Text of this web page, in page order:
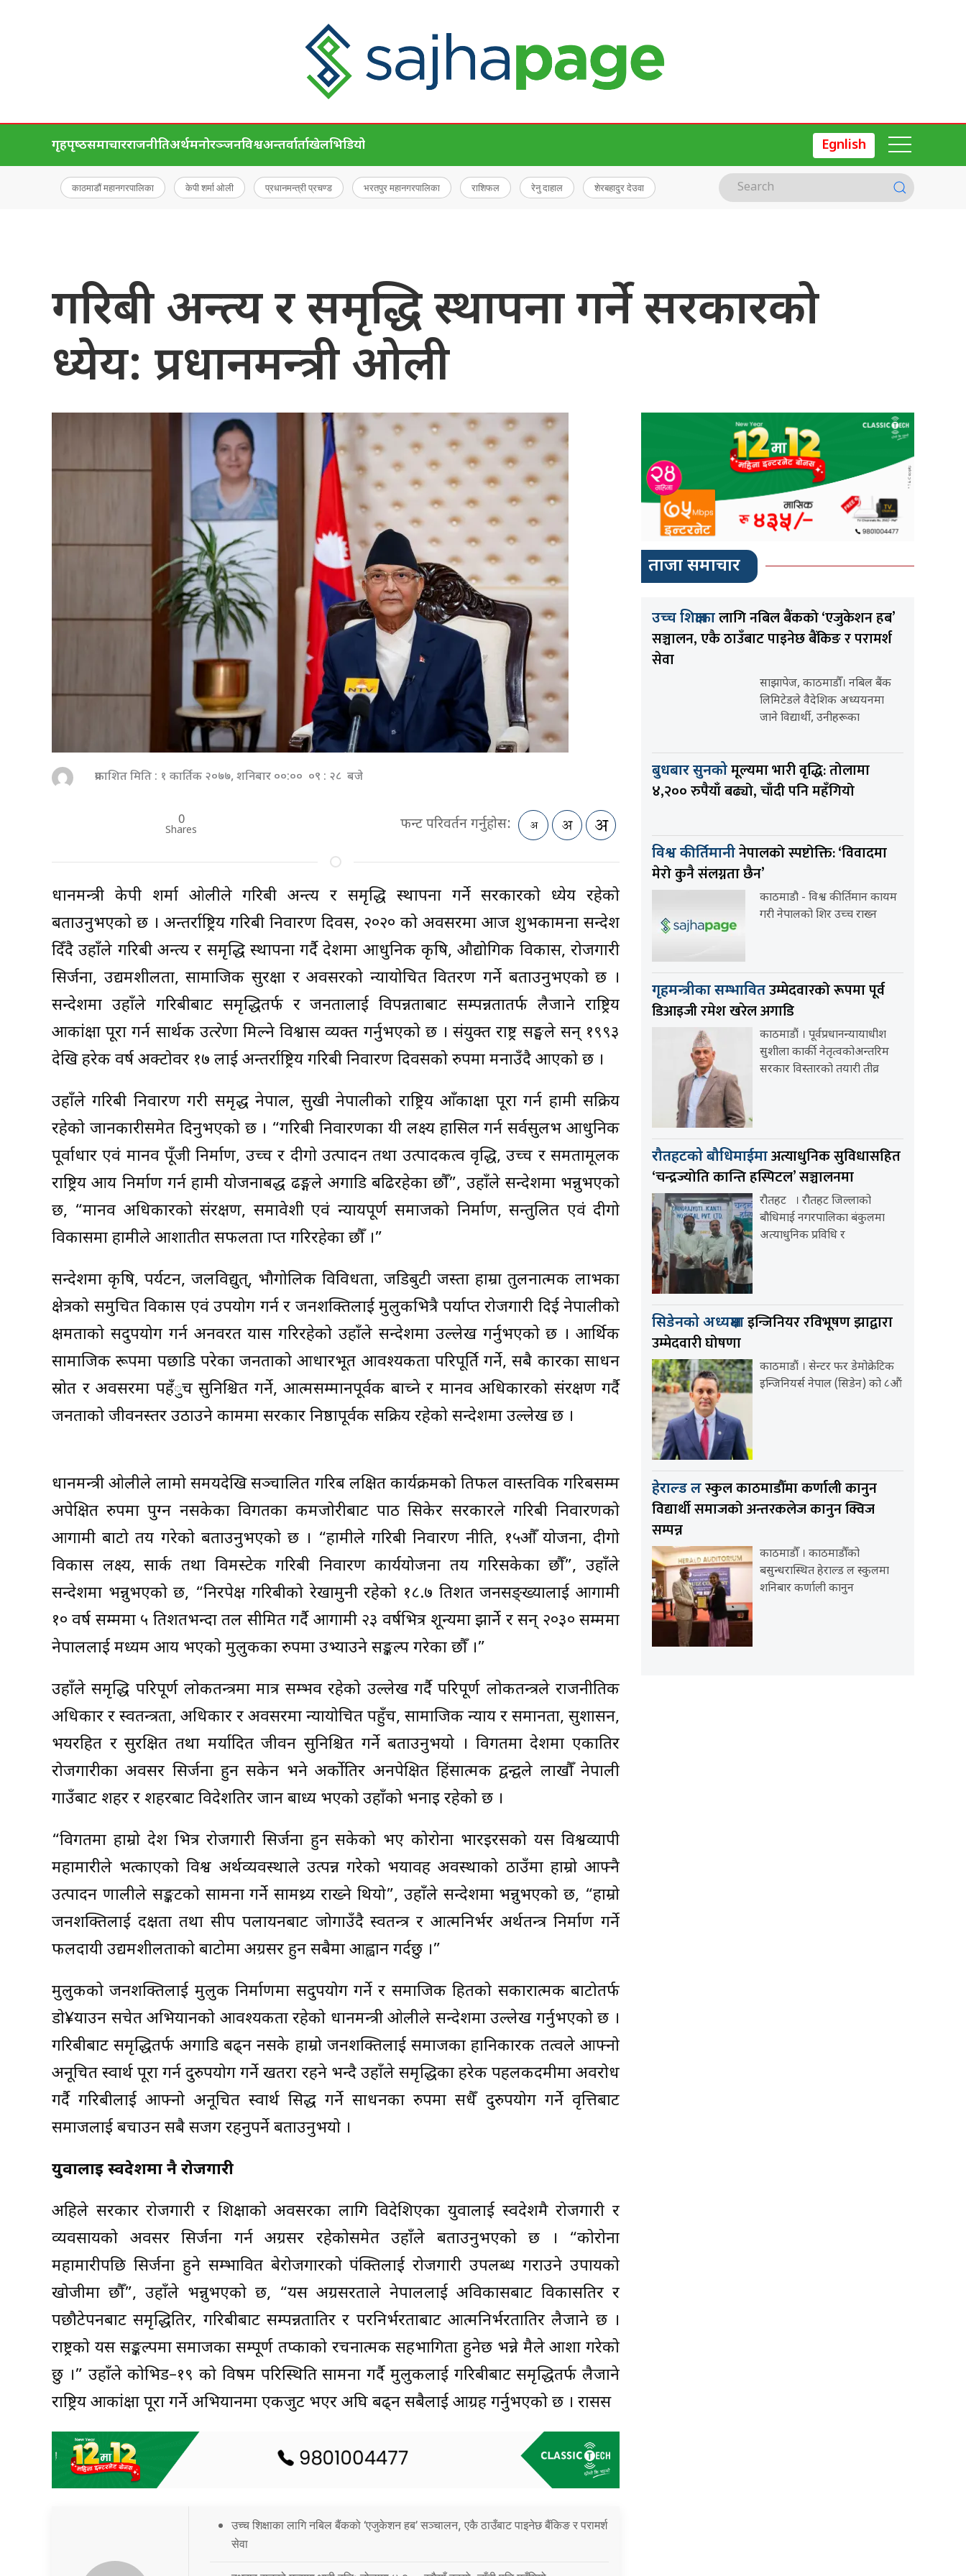
गृहपृष्‍ठसमाचारराजनीतिअर्थमनोरञ्जनविश्वअन्तर्वार्ताखेलभिडियो Egnlish
काठमाडौं महानगरपालिका केपी शर्मा ओली प्रधानमन्त्री प्रचण्ड भरतपुर महानगरपालिका राशिफल रेनु दाहाल शेरबहादुर देउवा
गरिबी अन्त्य र समृद्धि स्थापना गर्ने सरकारको
ध्येय: प्रधानमन्त्री ओली
प्रकाशित मिति : १ कार्तिक २०७७, शनिबार ००:०० ०९ : २८ बजे
0
Shares फन्ट परिवर्तन गर्नुहोस:
प्रधानमन्त्री केपी शर्मा ओलीले गरिबी अन्त्य र समृद्धि स्थापना गर्ने सरकारको ध्येय रहेको
बताउनुभएको छ । अन्तर्राष्ट्रिय गरिबी निवारण दिवस, २०२० को अवसरमा आज शुभकामना सन्देश
दिँदै उहाँले गरिबी अन्त्य र समृद्धि स्थापना गर्दै देशमा आधुनिक कृषि, औद्योगिक विकास, रोजगारी
सिर्जना, उद्यमशीलता, सामाजिक सुरक्षा र अवसरको न्यायोचित वितरण गर्ने बताउनुभएको छ ।
सन्देशमा उहाँले गरिबीबाट समृद्धितर्फ र जनतालाई विपन्नताबाट सम्पन्नतातर्फ लैजाने राष्ट्रिय
आकांक्षा पूरा गर्न सार्थक उत्प्रेरणा मिल्ने विश्वास व्यक्त गर्नुभएको छ । संयुक्त राष्ट्र सङ्घले सन् १९९३
देखि हरेक वर्ष अक्टोवर १७ लाई अन्तर्राष्ट्रिय गरिबी निवारण दिवसको रुपमा मनाउँदै आएको छ ।
उहाँले गरिबी निवारण गरी समृद्ध नेपाल, सुखी नेपालीको राष्ट्रिय आँकाक्षा पूरा गर्न हामी सक्रिय
रहेको जानकारीसमेत दिनुभएको छ । “गरिबी निवारणका यी लक्ष्य हासिल गर्न सर्वसुलभ आधुनिक
पूर्वाधार एवं मानव पूँजी निर्माण, उच्च र दीगो उत्पादन तथा उत्पादकत्व वृद्धि, उच्च र समतामूलक
राष्ट्रिय आय निर्माण गर्न हामी योजनाबद्ध ढङ्गले अगाडि बढिरहेका छौँ”, उहाँले सन्देशमा भन्नुभएको
छ, “मानव अधिकारको संरक्षण, समावेशी एवं न्यायपूर्ण समाजको निर्माण, सन्तुलित एवं दीगो
विकासमा हामीले आशातीत सफलता प्राप्त गरिरहेका छौँ ।”
सन्देशमा कृषि, पर्यटन, जलविद्युत्, भौगोलिक विविधता, जडिबुटी जस्ता हाम्रा तुलनात्मक लाभका
क्षेत्रको समुचित विकास एवं उपयोग गर्न र जनशक्तिलाई मुलुकभित्रै पर्याप्त रोजगारी दिई नेपालीको
क्षमताको सदुपयोग गर्न अनवरत प्रयास गरिरहेको उहाँले सन्देशमा उल्लेख गर्नुभएको छ । आर्थिक
सामाजिक रूपमा पछाडि परेका जनताको आधारभूत आवश्यकता परिपूर्ति गर्ने, सबै प्रकारका साधन
स्रोत र अवसरमा पहँुच सुनिश्चित गर्ने, आत्मसम्मानपूर्वक बाच्ने र मानव अधिकारको संरक्षण गर्दै
जनताको जीवनस्तर उठाउने काममा सरकार निष्ठापूर्वक सक्रिय रहेको सन्देशमा उल्लेख छ ।
प्रधानमन्त्री ओलीले लामो समयदेखि सञ्चालित गरिब लक्षित कार्यक्रमको प्रतिफल वास्तविक गरिबसम्म
अपेक्षित रुपमा पुग्न नसकेका विगतका कमजोरीबाट पाठ सिकेर सरकारले गरिबी निवारणको
आगामी बाटो तय गरेको बताउनुभएको छ । “हामीले गरिबी निवारण नीति, १५औँ योजना, दीगो
विकास लक्ष्य, सार्क तथा विमस्टेक गरिबी निवारण कार्ययोजना तय गरिसकेका छौँ”, उहाँले
सन्देशमा भन्नुभएको छ, “निरपेक्ष गरिबीको रेखामुनी रहेको १८.७ प्रतिशत जनसङ्ख्यालाई आगामी
१० वर्ष सम्ममा ५ प्रतिशतभन्दा तल सीमित गर्दै आगामी २३ वर्षभित्र शून्यमा झार्ने र सन् २०३० सम्ममा
नेपाललाई मध्यम आय भएको मुलुकका रुपमा उभ्याउने सङ्कल्प गरेका छौँ ।”
उहाँले समृद्धि परिपूर्ण लोकतन्त्रमा मात्र सम्भव रहेको उल्लेख गर्दै परिपूर्ण लोकतन्त्रले राजनीतिक
अधिकार र स्वतन्त्रता, अधिकार र अवसरमा न्यायोचित पहुँच, सामाजिक न्याय र समानता, सुशासन,
भयरहित र सुरक्षित तथा मर्यादित जीवन सुनिश्चित गर्ने बताउनुभयो । विगतमा देशमा एकातिर
रोजगारीका अवसर सिर्जना हुन सकेन भने अर्काेतिर अनपेक्षित हिंसात्मक द्वन्द्वले लाखौँ नेपाली
गाउँबाट शहर र शहरबाट विदेशतिर जान बाध्य भएको उहाँको भनाइ रहेको छ ।
“विगतमा हाम्रो देश भित्र रोजगारी सिर्जना हुन सकेको भए कोरोना भारइरसको यस विश्वव्यापी
महामारीले भत्काएको विश्व अर्थव्यवस्थाले उत्पन्न गरेको भयावह अवस्थाको ठाउँमा हाम्रो आफ्नै
उत्पादन प्रणालीले सङ्कटको सामना गर्ने सामथ्र्य राख्ने थियो”, उहाँले सन्देशमा भन्नुभएको छ, “हाम्रो
जनशक्तिलाई दक्षता तथा सीप पलायनबाट जोगाउँदै स्वतन्त्र र आत्मनिर्भर अर्थतन्त्र निर्माण गर्ने
फलदायी उद्यमशीलताको बाटोमा अग्रसर हुन सबैमा आह्वान गर्दछु ।”
मुलुकको जनशक्तिलाई मुलुक निर्माणमा सदुपयोग गर्ने र समाजिक हितको सकारात्मक बाटोतर्फ
डो¥याउन सचेत अभियानको आवश्यकता रहेको प्रधानमन्त्री ओलीले सन्देशमा उल्लेख गर्नुभएको छ ।
गरिबीबाट समृद्धितर्फ अगाडि बढ्न नसके हाम्रो जनशक्तिलाई समाजका हानिकारक तत्वले आफ्नो
अनूचित स्वार्थ पूरा गर्न दुरुपयोग गर्ने खतरा रहने भन्दै उहाँले समृद्धिका हरेक पहलकदमीमा अवरोध
गर्दै गरिबीलाई आफ्नो अनूचित स्वार्थ सिद्ध गर्ने साधनका रुपमा सधैँ दुरुपयोग गर्ने प्रवृत्तिबाट
समाजलाई बचाउन सबै सजग रहनुपर्ने बताउनुभयो ।
युवालाई स्वदेशमा नै रोजगारी
अहिले सरकार रोजगारी र शिक्षाको अवसरका लागि विदेशिएका युवालाई स्वदेशमै रोजगारी र
व्यवसायको अवसर सिर्जना गर्न अग्रसर रहेकोसमेत उहाँले बताउनुभएको छ । “कोरोना
महामारीपछि सिर्जना हुने सम्भावित बेरोजगारको पंक्तिलाई रोजगारी उपलब्ध गराउने उपायको
खोजीमा छौँ”, उहाँले भन्नुभएको छ, “यस अग्रसरताले नेपाललाई अविकासबाट विकासतिर र
पछौटेपनबाट समृद्धितिर, गरिबीबाट सम्पन्नतातिर र परनिर्भरताबाट आत्मनिर्भरतातिर लैजाने छ ।
राष्ट्रको यस सङ्कल्पमा समाजका सम्पूर्ण तप्काको रचनात्मक सहभागिता हुनेछ भन्ने मैले आशा गरेको
छु ।” उहाँले कोभिड–१९ को विषम परिस्थिति सामना गर्दै मुलुकलाई गरिबीबाट समृद्धितर्फ लैजाने
राष्ट्रिय आकांक्षा पूरा गर्ने अभियानमा एकजुट भएर अघि बढ्न सबैलाई आग्रह गर्नुभएको छ । रासस
उच्च शिक्षाका लागि नबिल बैंकको ‘एजुकेशन हब’ सञ्चालन, एकै ठाउँबाट पाइनेछ बैंकिङ र परामर्श
सेवा
ताजा समाचार
उच्च शिक्षाकालागि नबिल बैंकको ‘एजुकेशन हब’
सञ्चालन, एकै ठाउँबाट पाइनेछ बैंकिङ र परामर्श
सेवा
साझापेज, काठमाडौँ। नबिल बैंक
लिमिटेडले वैदेशिक अध्ययनमा
जाने विद्यार्थी, उनीहरूका
बुधबार सुनकोमूल्यमा भारी वृद्धि: तोलामा
४,२०० रुपैयाँ बढ्यो, चाँदी पनि महँगियो
विश्व कीर्तिमानीनेपालको स्पष्टोक्ति: ‘विवादमा
मेरो कुनै संलग्नता छैन’
काठमाडौ - विश्व कीर्तिमान कायम
गरी नेपालको शिर उच्च राख्न
गृहमन्त्रीका सम्भावितउम्मेदवारको रूपमा पूर्व
डिआइजी रमेश खरेल अगाडि
काठमाडौं । पूर्वप्रधानन्यायाधीश
सुशीला कार्की नेतृत्वकोअन्तरिम
सरकार विस्तारको तयारी तीव्र
रौतहटको बौधिमाईमाअत्याधुनिक सुविधासहित
‘चन्द्रज्योति कान्ति हस्पिटल’ सञ्चालनमा
रौतहट । रौतहट जिल्लाको
बौधिमाई नगरपालिका बंकुलमा
अत्याधुनिक प्रविधि र
सिडेनको अध्यक्षमाइन्जिनियर रविभूषण झाद्वारा
उम्मेदवारी घोषणा
काठमाडौं । सेन्टर फर डेमोक्रेटिक
इन्जिनियर्स नेपाल (सिडेन) को ८औं
हेराल्ड लस्कुल काठमाडौँमा कर्णाली कानुन
विद्यार्थी समाजको अन्तरकलेज कानुन क्विज
सम्पन्न
काठमाडौँ । काठमाडौँको
बसुन्धरास्थित हेराल्ड ल स्कुलमा
शनिबार कर्णाली कानुन